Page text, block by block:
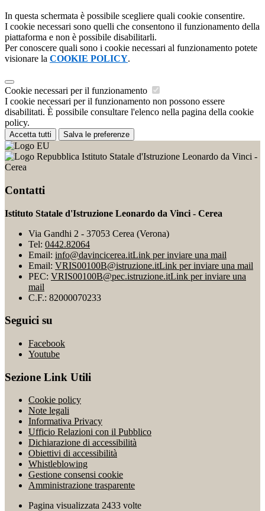
In questa schermata è possibile scegliere quali cookie consentire.
I cookie necessari sono quelli che consentono il funzionamento della
piattaforma e non è possibile disabilitarli.
Per conoscere quali sono i cookie necessari al funzionamento potete
visionare la COOKIE POLICY.
Cookie necessari per il funzionamento
I cookie necessari per il funzionamento non possono essere
disabilitati. È possibile consultare l'elenco nella pagina della cookie
policy.
Accetta tutti Salva le preferenze
Istituto Statale d'Istruzione Leonardo da Vinci -
Cerea
Contatti
Istituto Statale d'Istruzione Leonardo da Vinci - Cerea
Via Gandhi 2 - 37053 Cerea (Verona)
Tel: 0442.82064
Email: info@davincicerea.itLink per inviare una mail
Email: VRIS00100B@istruzione.itLink per inviare una mail
PEC: VRIS00100B@pec.istruzione.itLink per inviare una
mail
C.F.: 82000070233
Seguici su
Facebook
Youtube
Sezione Link Utili
Cookie policy
Note legali
Informativa Privacy
Ufficio Relazioni con il Pubblico
Dichiarazione di accessibilità
Obiettivi di accessibilità
Whistleblowing
Gestione consensi cookie
Amministrazione trasparente
Pagina visualizzata 2433 volte